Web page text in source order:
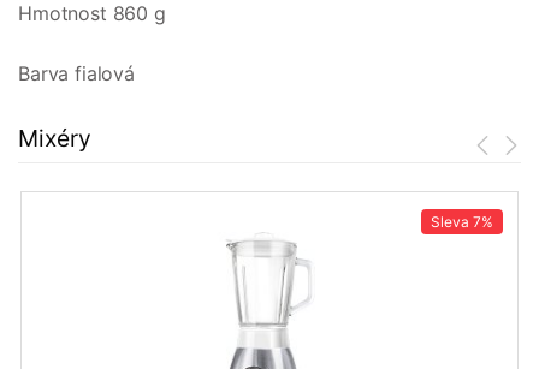
Hmotnost 860 g
Barva fialová
Mixéry
Sleva 7%